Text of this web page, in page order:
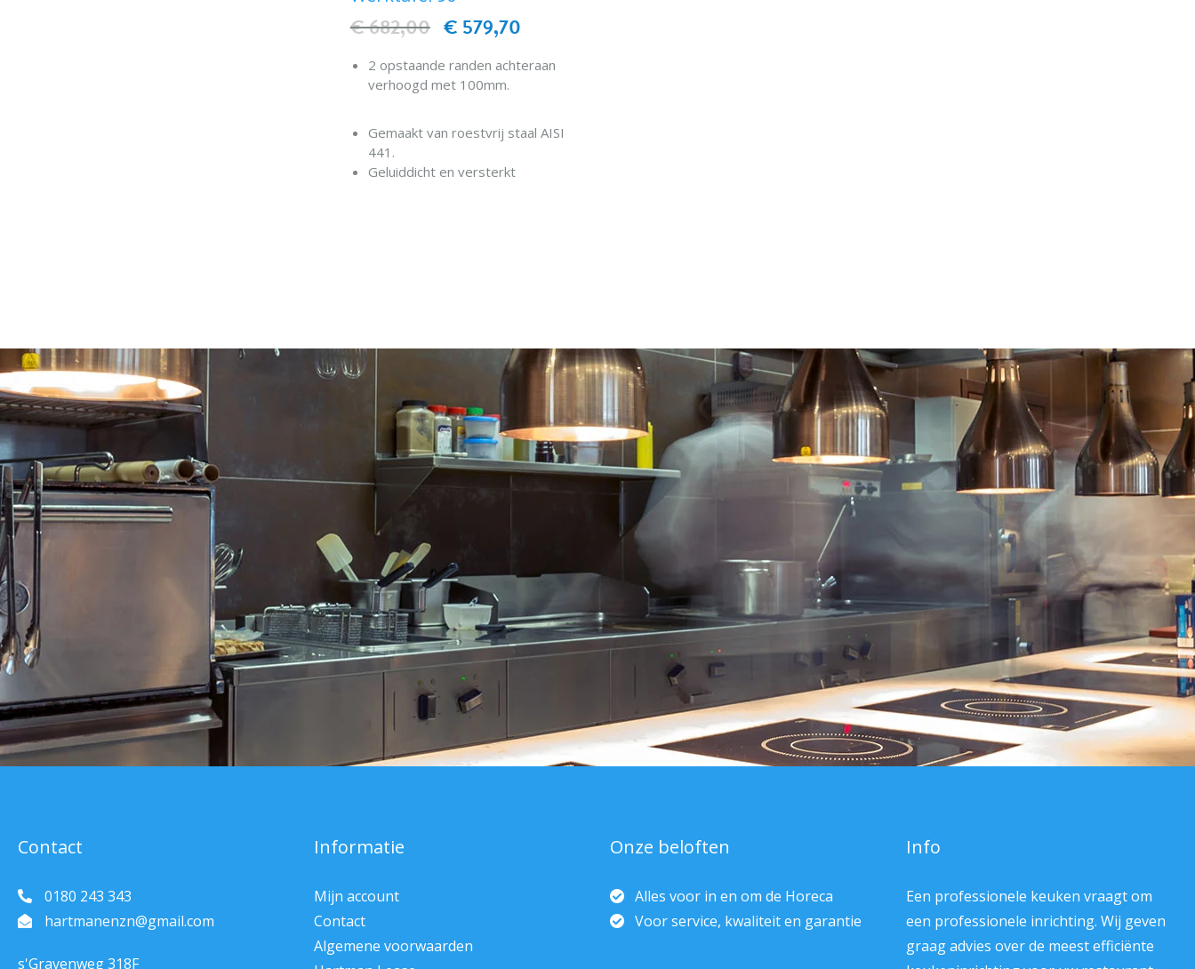
€ 579,70
€ 682,00
2 opstaande randen achteraan
verhoogd met 100mm.
Gemaakt van roestvrij staal AISI
441.
Geluiddicht en versterkt
Contact
0180 243 343
hartmanenzn@gmail.com
s'Gravenweg 318F
Informatie
Mijn account
Contact
Algemene voorwaarden
Onze beloften
Alles voor in en om de Horeca
Voor service, kwaliteit en garantie
Info
Een professionele keuken vraagt om
een professionele inrichting. Wij geven
graag advies over de meest efficiënte